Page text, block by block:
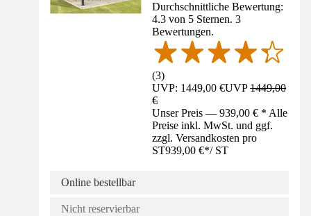
Durchschnittliche Bewertung:
4.3 von 5 Sternen. 3
Bewertungen.
(3)
UVP: 1449,00 €UVP1449,00
€
Unser Preis — 939,00 € * Alle
Preise inkl. MwSt. und ggf.
zzgl. Versandkosten pro
ST939,00 €*/ ST
Online bestellbar
Nicht reservierbar